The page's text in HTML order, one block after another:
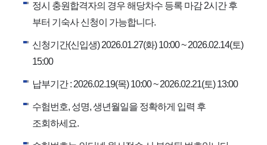
정시 충원합격자의 경우 해당차수 등록 마감 2시간 후
부터 기숙사 신청이 가능합니다.
신청기간(신입생) 2026.01.27(화) 10:00 ~ 2026.02.14(토)
15:00
납부기간 : 2026.02.19(목) 10:00 ~ 2026.02.21(토) 13:00
수험번호, 성명, 생년월일을 정확하게 입력 후
조회하세요.